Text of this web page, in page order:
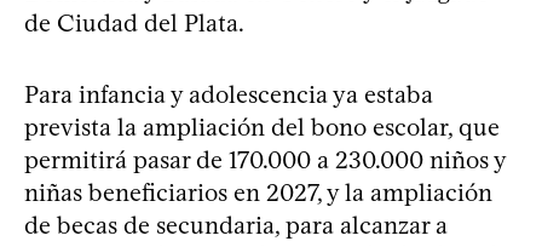
de Ciudad del Plata.
Para infancia y adolescencia ya estaba
prevista la ampliación del bono escolar, que
permitirá pasar de 170.000 a 230.000 niños y
niñas beneficiarios en 2027, y la ampliación
de becas de secundaria, para alcanzar a